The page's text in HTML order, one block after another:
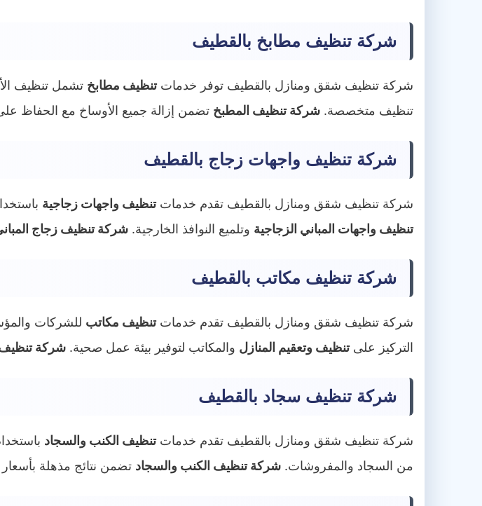
شركة تنظيف مطابخ بالقطيف
شركة تنظيف شقق ومنازل بالقطيف توفر خدماتتنظيف مطابخ تشمل تنظيف
تنظيف متخصصة. شركة تنظيف المطبخ تضمن إزالة جميع الأوساخ مع الحفاظ
شركة تنظيف واجهات زجاج بالقطيف
شركة تنظيف شقق ومنازل بالقطيف تقدم خدماتتنظيف واجهات زجاجية
تنظيف واجهات المباني الزجاجية وتلميع النوافذ الخارجية. شركة تنظيف زجاج
شركة تنظيف مكاتب بالقطيف
شركة تنظيف شقق ومنازل بالقطيف تقدم خدماتتنظيف مكاتب للشركات
التركيز علىتنظيف وتعقيم المنازل والمكاتب لتوفير بيئة عمل صحية. شركة
شركة تنظيف سجاد بالقطيف
شركة تنظيف شقق ومنازل بالقطيف تقدم خدماتتنظيف الكنب والسجاد
من السجاد والمفروشات. شركة تنظيف الكنب والسجاد تضمن نتائج مذهلة